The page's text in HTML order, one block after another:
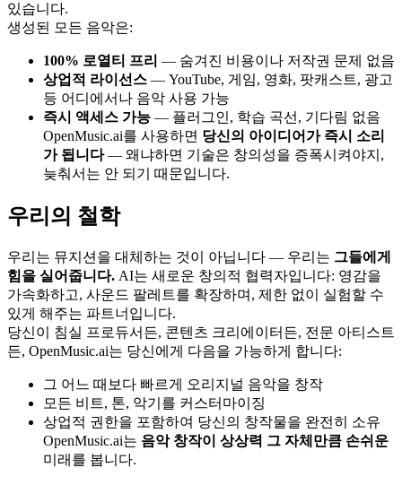
있습니다.
생성된 모든 음악은:
100% 로열티 프리 — 숨겨진 비용이나 저작권 문제 없음
상업적 라이선스 — YouTube, 게임, 영화, 팟캐스트, 광고
등 어디에서나 음악 사용 가능
즉시 액세스 가능 — 플러그인, 학습 곡선, 기다림 없음
OpenMusic.ai를 사용하면 당신의 아이디어가 즉시 소리
가 됩니다— 왜냐하면 기술은 창의성을 증폭시켜야지,
늦춰서는 안 되기 때문입니다.
우리의 철학
우리는 뮤지션을 대체하는 것이 아닙니다 — 우리는 그들에게
힘을 실어줍니다. AI는 새로운 창의적 협력자입니다: 영감을
가속화하고, 사운드 팔레트를 확장하며, 제한 없이 실험할 수
있게 해주는 파트너입니다.
당신이 침실 프로듀서든, 콘텐츠 크리에이터든, 전문 아티스트
든, OpenMusic.ai는 당신에게 다음을 가능하게 합니다:
그 어느 때보다 빠르게 오리지널 음악을 창작
모든 비트, 톤, 악기를 커스터마이징
상업적 권한을 포함하여 당신의 창작물을 완전히 소유
OpenMusic.ai는 음악 창작이 상상력 그 자체만큼 손쉬운
미래를 봅니다.